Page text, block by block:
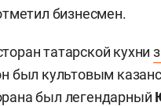
бизнесмен.
татарской кухни
был культовым
был легендарный